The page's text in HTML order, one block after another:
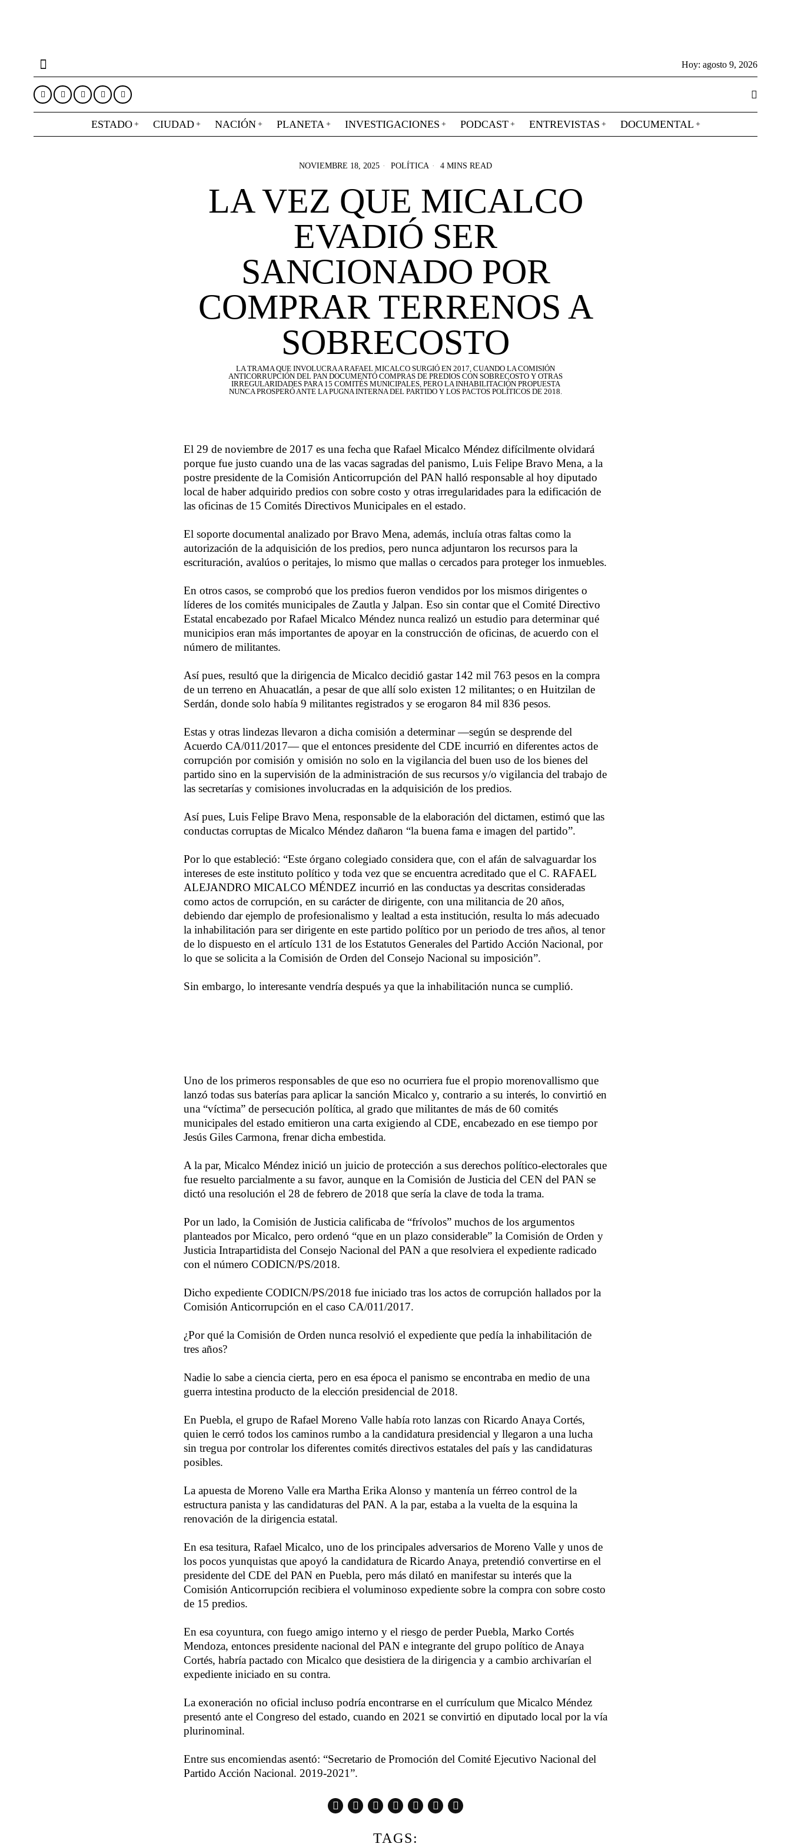
Hoy: agosto 9, 2026
ESTADO CIUDAD NACIÓN PLANETA INVESTIGACIONES PODCAST ENTREVISTAS DOCUMENTAL
NOVIEMBRE 18, 2025 POLÍTICA 4 MINS READ
LA VEZ QUE MICALCO
EVADIÓ SER
SANCIONADO POR
COMPRAR TERRENOS A
SOBRECOSTO
LA TRAMA QUE INVOLUCRA A RAFAEL MICALCO SURGIÓ EN 2017, CUANDO LA COMISIÓN
ANTICORRUPCIÓN DEL PAN DOCUMENTÓ COMPRAS DE PREDIOS CON SOBRECOSTO Y OTRAS
IRREGULARIDADES PARA 15 COMITÉS MUNICIPALES, PERO LA INHABILITACIÓN PROPUESTA
NUNCA PROSPERÓ ANTE LA PUGNA INTERNA DEL PARTIDO Y LOS PACTOS POLÍTICOS DE 2018.
El 29 de noviembre de 2017 es una fecha que Rafael Micalco Méndez difícilmente olvidará
porque fue justo cuando una de las vacas sagradas del panismo, Luis Felipe Bravo Mena, a la
postre presidente de la Comisión Anticorrupción del PAN halló responsable al hoy diputado
local de haber adquirido predios con sobre costo y otras irregularidades para la edificación de
las oficinas de 15 Comités Directivos Municipales en el estado.
El soporte documental analizado por Bravo Mena, además, incluía otras faltas como la
autorización de la adquisición de los predios, pero nunca adjuntaron los recursos para la
escrituración, avalúos o peritajes, lo mismo que mallas o cercados para proteger los inmuebles.
En otros casos, se comprobó que los predios fueron vendidos por los mismos dirigentes o
líderes de los comités municipales de Zautla y Jalpan. Eso sin contar que el Comité Directivo
Estatal encabezado por Rafael Micalco Méndez nunca realizó un estudio para determinar qué
municipios eran más importantes de apoyar en la construcción de oficinas, de acuerdo con el
número de militantes.
Así pues, resultó que la dirigencia de Micalco decidió gastar 142 mil 763 pesos en la compra
de un terreno en Ahuacatlán, a pesar de que allí solo existen 12 militantes; o en Huitzilan de
Serdán, donde solo había 9 militantes registrados y se erogaron 84 mil 836 pesos.
Estas y otras lindezas llevaron a dicha comisión a determinar —según se desprende del
Acuerdo CA/011/2017— que el entonces presidente del CDE incurrió en diferentes actos de
corrupción por comisión y omisión no solo en la vigilancia del buen uso de los bienes del
partido sino en la supervisión de la administración de sus recursos y/o vigilancia del trabajo de
las secretarías y comisiones involucradas en la adquisición de los predios.
Así pues, Luis Felipe Bravo Mena, responsable de la elaboración del dictamen, estimó que las
conductas corruptas de Micalco Méndez dañaron “la buena fama e imagen del partido”.
Por lo que estableció: “Este órgano colegiado considera que, con el afán de salvaguardar los
intereses de este instituto político y toda vez que se encuentra acreditado que el C. RAFAEL
ALEJANDRO MICALCO MÉNDEZ incurrió en las conductas ya descritas consideradas
como actos de corrupción, en su carácter de dirigente, con una militancia de 20 años,
debiendo dar ejemplo de profesionalismo y lealtad a esta institución, resulta lo más adecuado
la inhabilitación para ser dirigente en este partido político por un periodo de tres años, al tenor
de lo dispuesto en el artículo 131 de los Estatutos Generales del Partido Acción Nacional, por
lo que se solicita a la Comisión de Orden del Consejo Nacional su imposición”.
Sin embargo, lo interesante vendría después ya que la inhabilitación nunca se cumplió.
Uno de los primeros responsables de que eso no ocurriera fue el propio morenovallismo que
lanzó todas sus baterías para aplicar la sanción Micalco y, contrario a su interés, lo convirtió en
una “víctima” de persecución política, al grado que militantes de más de 60 comités
municipales del estado emitieron una carta exigiendo al CDE, encabezado en ese tiempo por
Jesús Giles Carmona, frenar dicha embestida.
A la par, Micalco Méndez inició un juicio de protección a sus derechos político-electorales que
fue resuelto parcialmente a su favor, aunque en la Comisión de Justicia del CEN del PAN se
dictó una resolución el 28 de febrero de 2018 que sería la clave de toda la trama.
Por un lado, la Comisión de Justicia calificaba de “frívolos” muchos de los argumentos
planteados por Micalco, pero ordenó “que en un plazo considerable” la Comisión de Orden y
Justicia Intrapartidista del Consejo Nacional del PAN a que resolviera el expediente radicado
con el número CODICN/PS/2018.
Dicho expediente CODICN/PS/2018 fue iniciado tras los actos de corrupción hallados por la
Comisión Anticorrupción en el caso CA/011/2017.
¿Por qué la Comisión de Orden nunca resolvió el expediente que pedía la inhabilitación de
tres años?
Nadie lo sabe a ciencia cierta, pero en esa época el panismo se encontraba en medio de una
guerra intestina producto de la elección presidencial de 2018.
En Puebla, el grupo de Rafael Moreno Valle había roto lanzas con Ricardo Anaya Cortés,
quien le cerró todos los caminos rumbo a la candidatura presidencial y llegaron a una lucha
sin tregua por controlar los diferentes comités directivos estatales del país y las candidaturas
posibles.
La apuesta de Moreno Valle era Martha Erika Alonso y mantenía un férreo control de la
estructura panista y las candidaturas del PAN. A la par, estaba a la vuelta de la esquina la
renovación de la dirigencia estatal.
En esa tesitura, Rafael Micalco, uno de los principales adversarios de Moreno Valle y unos de
los pocos yunquistas que apoyó la candidatura de Ricardo Anaya, pretendió convertirse en el
presidente del CDE del PAN en Puebla, pero más dilató en manifestar su interés que la
Comisión Anticorrupción recibiera el voluminoso expediente sobre la compra con sobre costo
de 15 predios.
En esa coyuntura, con fuego amigo interno y el riesgo de perder Puebla, Marko Cortés
Mendoza, entonces presidente nacional del PAN e integrante del grupo político de Anaya
Cortés, habría pactado con Micalco que desistiera de la dirigencia y a cambio archivarían el
expediente iniciado en su contra.
La exoneración no oficial incluso podría encontrarse en el currículum que Micalco Méndez
presentó ante el Congreso del estado, cuando en 2021 se convirtió en diputado local por la vía
plurinominal.
Entre sus encomiendas asentó: “Secretario de Promoción del Comité Ejecutivo Nacional del
Partido Acción Nacional. 2019-2021”.
TAGS: